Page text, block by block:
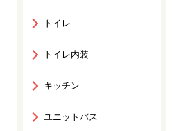
トイレ
トイレ内装
キッチン
ユニットバス